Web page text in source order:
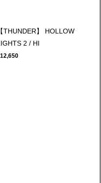
【THUNDER】 HOLLOW
2 / HI